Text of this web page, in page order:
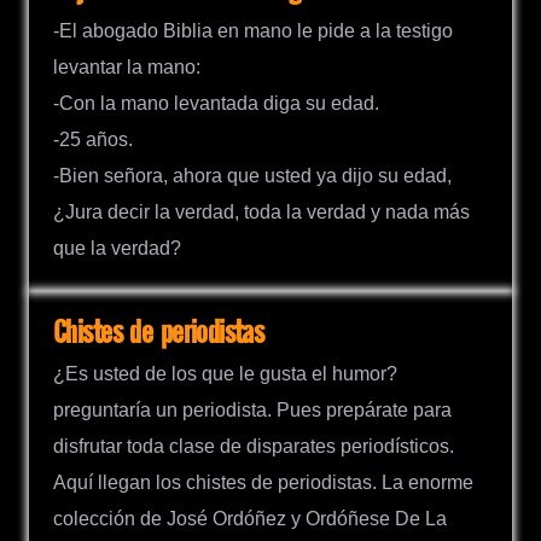
-El abogado Biblia en mano le pide a la testigo
levantar la mano:
-Con la mano levantada diga su edad.
-25 años.
-Bien señora, ahora que usted ya dijo su edad,
¿Jura decir la verdad, toda la verdad y nada más
que la verdad?
Chistes de periodistas
¿Es usted de los que le gusta el humor?
preguntaría un periodista. Pues prepárate para
disfrutar toda clase de disparates periodísticos.
Aquí llegan los chistes de periodistas. La enorme
colección de José Ordóñez y Ordóñese De La